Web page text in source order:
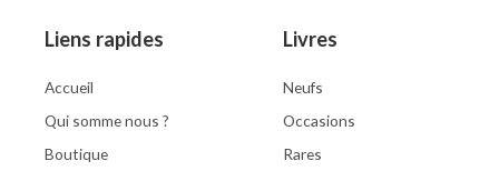
Liens rapides
Accueil
Qui somme nous ?
Boutique
Livres
Neufs
Occasions
Rares